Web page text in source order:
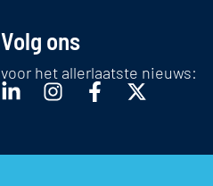
Volg ons
voor het allerlaatste nieuws: